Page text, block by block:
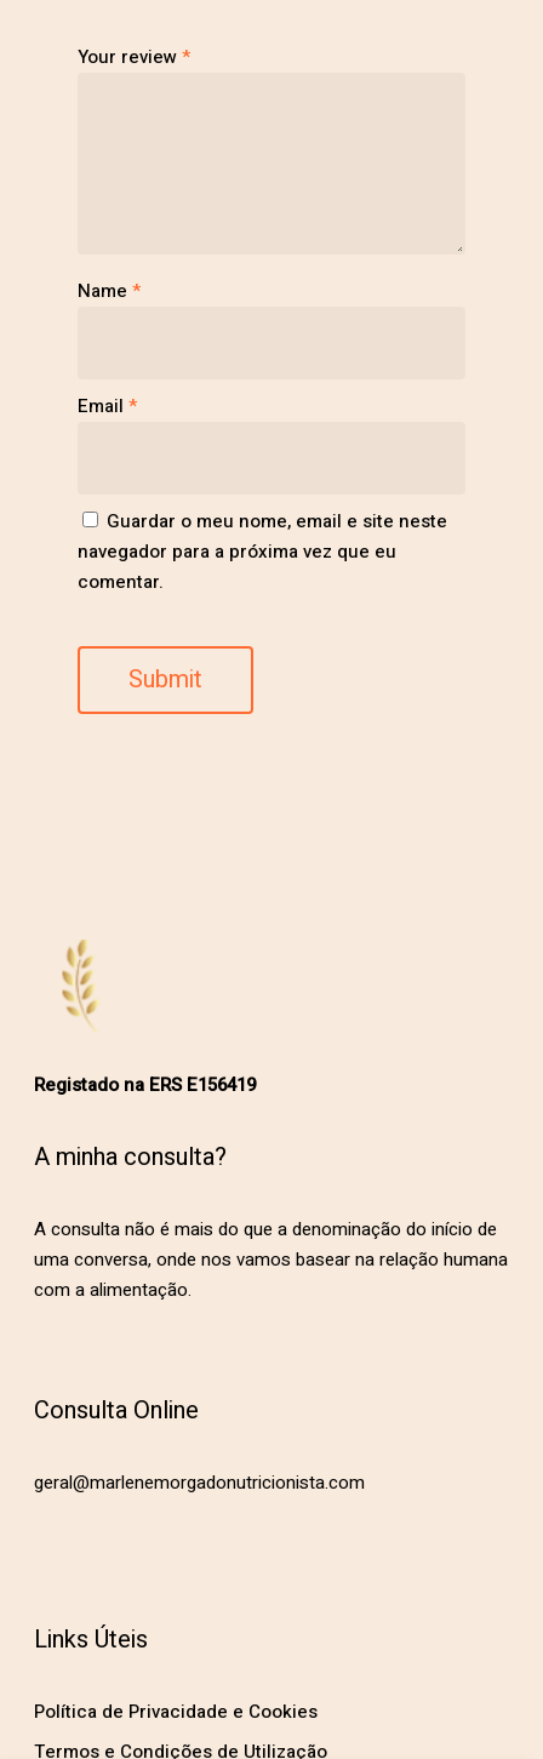
Your review*
Name *
Email *
Guardar o meu nome, email e site neste
navegador para a próxima vez que eu
comentar.
Registado na ERS E156419
A minha consulta?
A consulta não é mais do que a denominação do início de
uma conversa, onde nos vamos basear na relação humana
com a alimentação.
Consulta Online
geral@marlenemorgadonutricionista.com
Links Úteis
Política de Privacidade e Cookies
Termos e Condições de Utilização